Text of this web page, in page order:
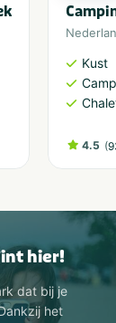
Kust
4.5 (
hier!
dat bij je
het